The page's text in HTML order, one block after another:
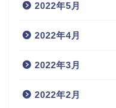
2022年5月
2022年4月
2022年3月
2022年2月